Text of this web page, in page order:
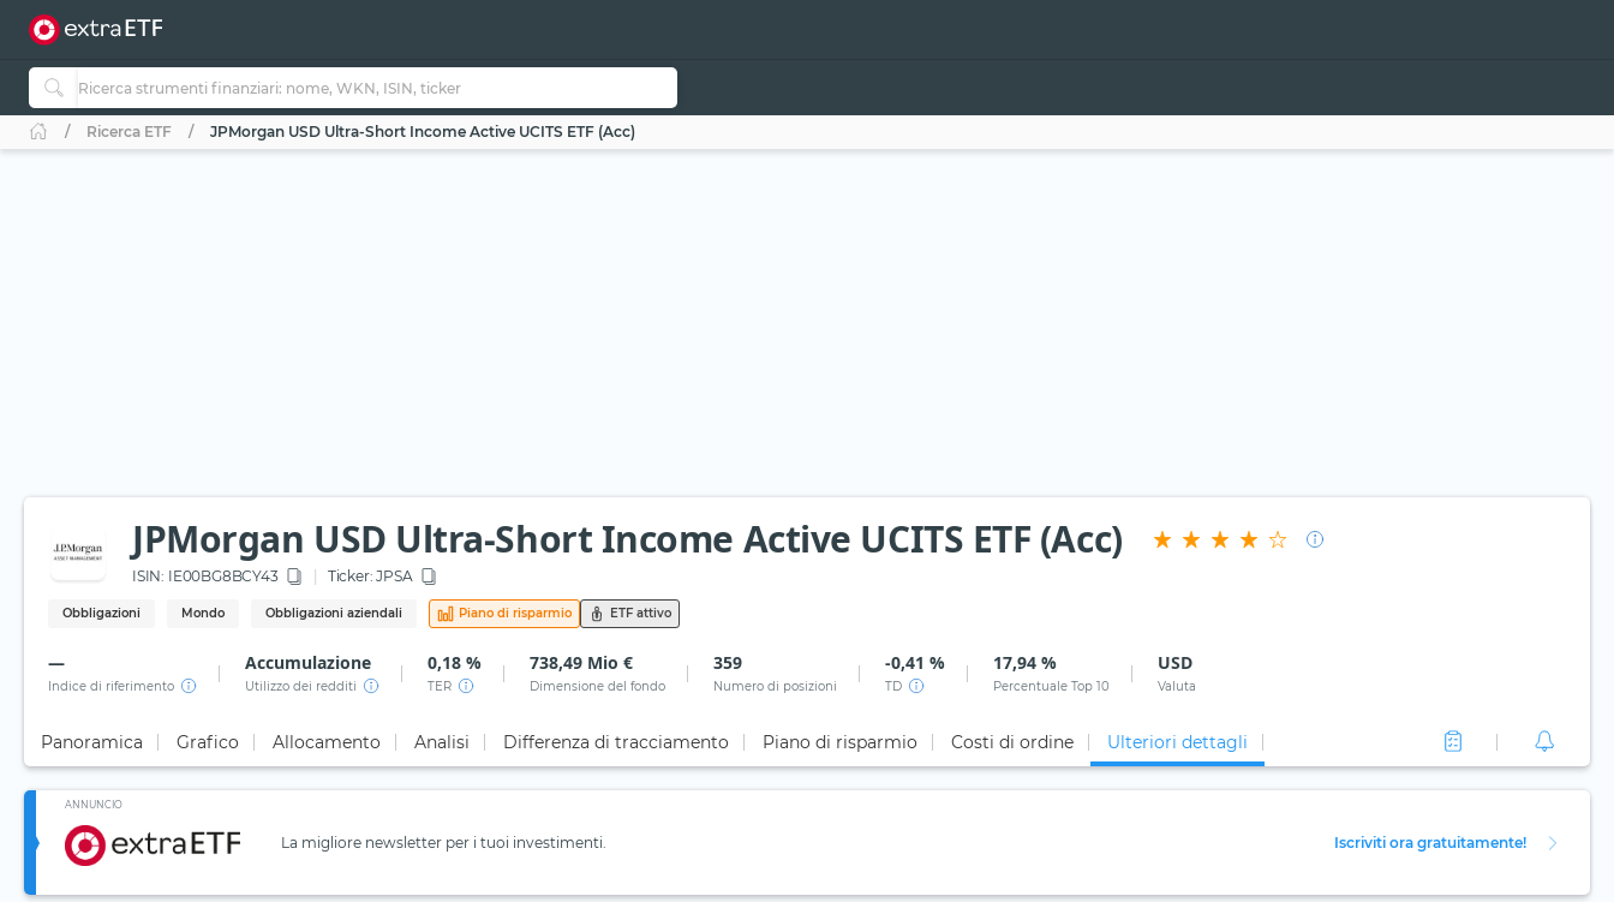
Ricerca ETF JPMorgan USD Ultra-Short Income Active UCITS ETF (Acc)
JPMorgan USD Ultra-Short Income Active UCITS ETF (Acc)
ISIN: IE00BG8BCY43 Ticker: JPSA
Obbligazioni Mondo Obbligazioni aziendali Piano di risparmio ETF attivo
—
Indice di riferimento
Accumulazione
Utilizzo dei redditi
0,18 %
TER
738,49 Mio €
Dimensione del fondo
359
Numero di posizioni
-0,41 %
TD
17,94 %
Percentuale Top 10
USD
Valuta
Panoramica Grafico Allocamento Analisi Differenza di tracciamento Piano di risparmio Costi di ordine Ulteriori dettagli
ANNUNCIO
La migliore newsletter per i tuoi investimenti. Iscriviti ora gratuitamente!